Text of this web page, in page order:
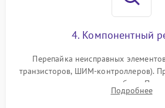
4. Компонентный
Перепайка неисправных
транзисторов, ШИМ-контроллеров).
памяти при программных сбоях. При
разборка матрицы и замена
Подробнее